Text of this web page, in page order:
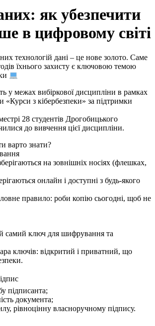
як убезпечити
в цифровому світі
технологій дані – це нове золото. Саме
їхнього захисту є ключовою темою
у межах вибіркової дисципліни в рамках
«Курси з кібербезпеки» за підтримки
28 студентів Дрогобицького
до вивчення цієї дисципліни.
варто знати?
на зовнішніх носіях (флешках,
онлайн і доступні з будь-якого
правило: роби копію сьогодні, щоб не
самий ключ для шифрування та
ключів: відкритий і приватний, що
підписанта;
документа;
рівноцінну власноручному підпису.